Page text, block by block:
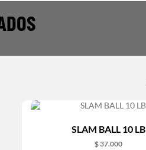
SLAM BALL 10 LB
$37.000